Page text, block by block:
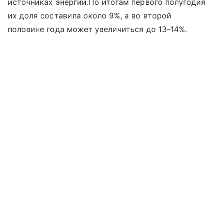
их доля составила около 9%, а во второй
половине года может увеличиться до 13–14%.